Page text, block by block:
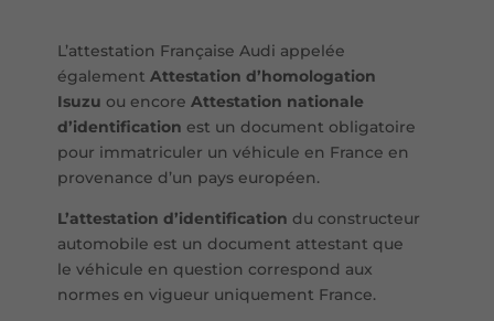
L’attestation Française Audi appelée
également Attestation d’homologation
Isuzu ou encore Attestation nationale
d’identification est un document obligatoire
pour immatriculer un véhicule en France en
provenance d’un pays européen.
L’attestation d’identification du constructeur
automobile est un document attestant que
le véhicule en question correspond aux
normes en vigueur uniquement France.